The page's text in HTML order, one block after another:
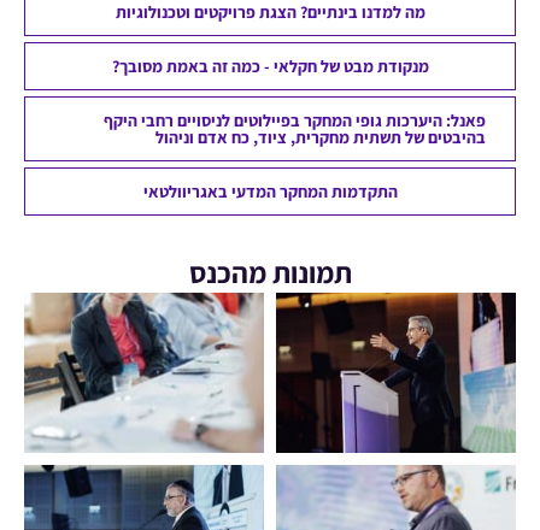
מה למדנו בינתיים? הצגת פרויקטים וטכנולוגיות
מנקודת מבט של חקלאי - כמה זה באמת מסובך?
פאנל: היערכות גופי המחקר בפיילוטים לניסויים רחבי היקף
בהיבטים של תשתית מחקרית, ציוד, כח אדם וניהול
התקדמות המחקר המדעי באגריוולטאי
תמונות מהכנס